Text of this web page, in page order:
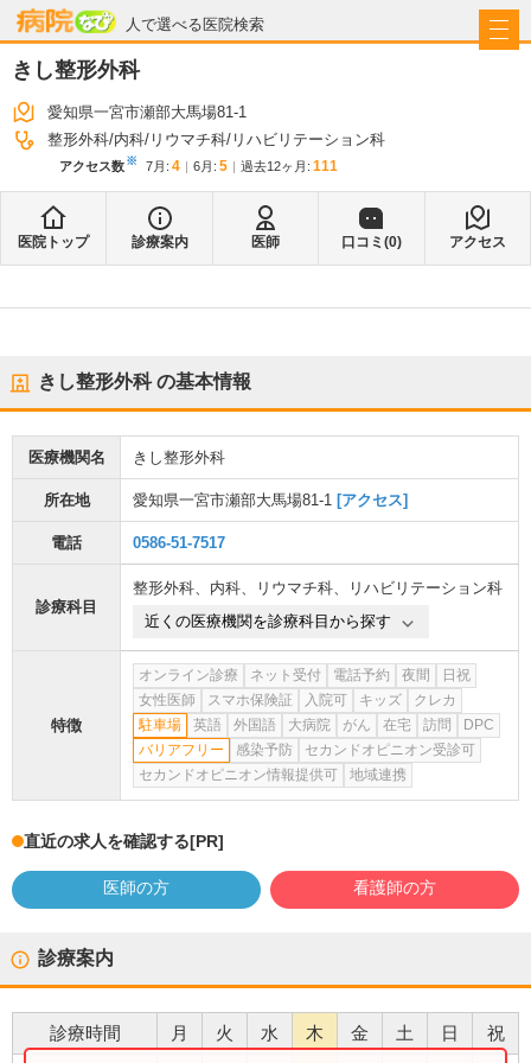
人で選べる医院検索
病院なび
きし整形外科
愛知県一宮市瀬部大馬場81-1
整形外科 内科 リウマチ科 リハビリテーション科
アクセス数※ 7月 : 4 6月 : 5 過去12ヶ月: 111
医院トップ 診療案内 医師 口コミ(0) アクセス
きし整形外科の基本情報
医療機関名 きし整形外科
所在地 愛知県一宮市瀬部大馬場81-1 [アクセス]
電話 0586-51-7517
診療科目
整形外科、 内科、 リウマチ科、
リハビリテーション科
近くの医療機関を診療科目から探す
特徴
オンライン診療 ネット受付 電話予約 夜間
日祝
女性医師
スマホ保険証 入院可 キッズ
クレカ
駐車場
英語 外国語 大病院 がん 在宅 訪問
DPC
バリアフリー
感染予防
セカンドオピニオン受診可
セカンドオピニオン情報提供可
地域連携
直近の求人を確認する[PR]
医師の方 看護師の方
診療案内
診療時間 月 火 水 木 金 土 日 祝